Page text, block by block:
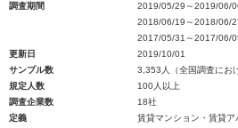
調査期間
2019/05/29～2019/06/
2018/06/19～2018/06/
2017/05/31～2017/06/
更新日
2019/10/01
サンプル数
3,353人（全国調査にお
規定人数
100人以上
調査企業数
18社
定義
賃貸マンション・賃貸